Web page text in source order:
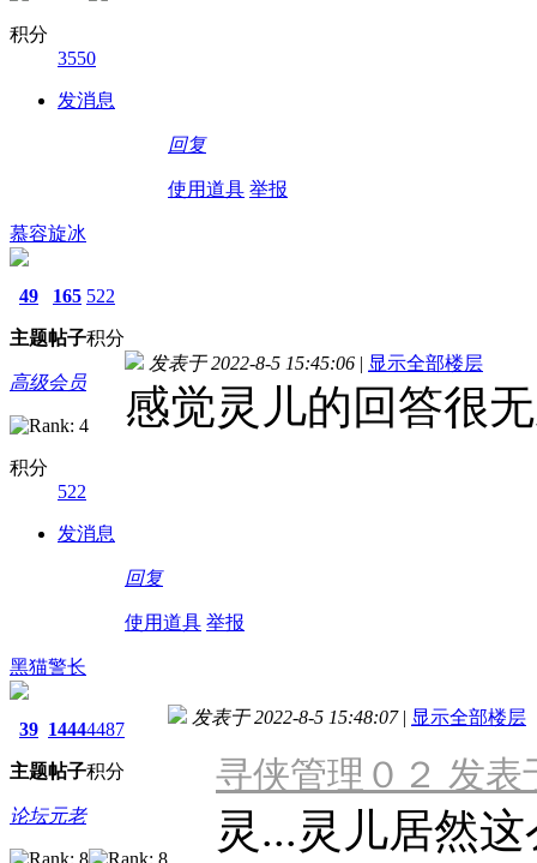
积分
3550
发消息
回复
使用道具 举报
慕容旋冰
49
主题
165
帖子
522
积分
高级会员
积分
522
发消息
发表于 2022-8-5 15:45:06 | 显示全部楼层
感觉灵儿的回答很
回复
使用道具 举报
黑猫警长
39
主题
1444
帖子
4487
积分
论坛元老
发表于 2022-8-5 15:48:07 | 显示全部楼层
寻侠管理０２ 发表
灵...灵儿居然